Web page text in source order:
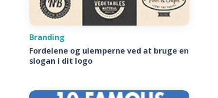
Branding
Fordelene og ulemperne ved at bruge en
slogan i dit logo